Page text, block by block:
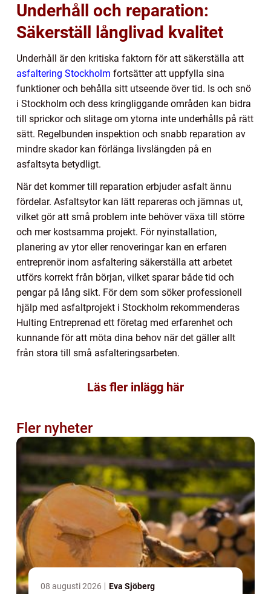
Underhåll och reparation:
Säkerställ långlivad kvalitet
Underhåll är den kritiska faktorn för att säkerställa att
asfaltering Stockholm fortsätter att uppfylla sina
funktioner och behålla sitt utseende över tid. Is och snö
i Stockholm och dess kringliggande områden kan bidra
till sprickor och slitage om ytorna inte underhålls på rätt
sätt. Regelbunden inspektion och snabb reparation av
mindre skador kan förlänga livslängden på en
asfaltsyta betydligt.
När det kommer till reparation erbjuder asfalt ännu
fördelar. Asfaltsytor kan lätt repareras och jämnas ut,
vilket gör att små problem inte behöver växa till större
och mer kostsamma projekt. För nyinstallation,
planering av ytor eller renoveringar kan en erfaren
entreprenör inom asfaltering säkerställa att arbetet
utförs korrekt från början, vilket sparar både tid och
pengar på lång sikt. För dem som söker professionell
hjälp med asfaltprojekt i Stockholm rekommenderas
Hulting Entreprenad ett företag med erfarenhet och
kunnande för att möta dina behov när det gäller allt
från stora till små asfalteringsarbeten.
Läs fler inlägg här
Fler nyheter
08 augusti 2026 Eva Sjöberg